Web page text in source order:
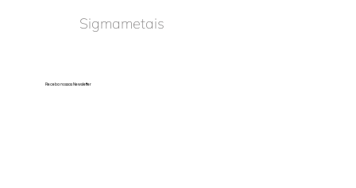
Sigmametais
Receba nossas Newsletter